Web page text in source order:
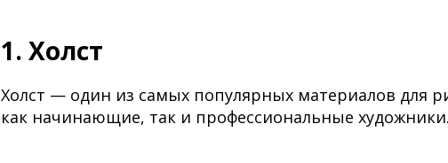
1. Холст
Холст — один из самых популярных материалов для
как начинающие, так и профессиональные художники.